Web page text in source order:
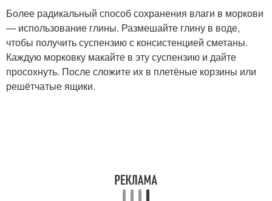
Более радикальный способ сохранения влаги в моркови
— использование глины. Размешайте глину в воде,
чтобы получить суспензию с консистенцией сметаны.
Каждую морковку макайте в эту суспензию и дайте
просохнуть. После сложите их в плетёные корзины или
решётчатые ящики.